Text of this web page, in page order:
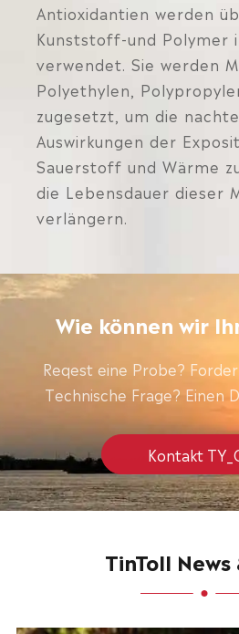
Antioxidantien werden
Kunststoff-und Polymer
verwendet. Sie werden
Polyethylen,
zugesetzt, um die
Auswirkungen der
Sauerstoff und Wärme
die Lebensdauer dieser
verlängern.
Wie können wir
Reqest eine Probe?
Technische Frage? Einen
Kontakt
TinToll News